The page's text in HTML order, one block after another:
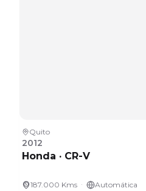
Quito
2012
Honda · CR-V
187.000 Kms · Automática